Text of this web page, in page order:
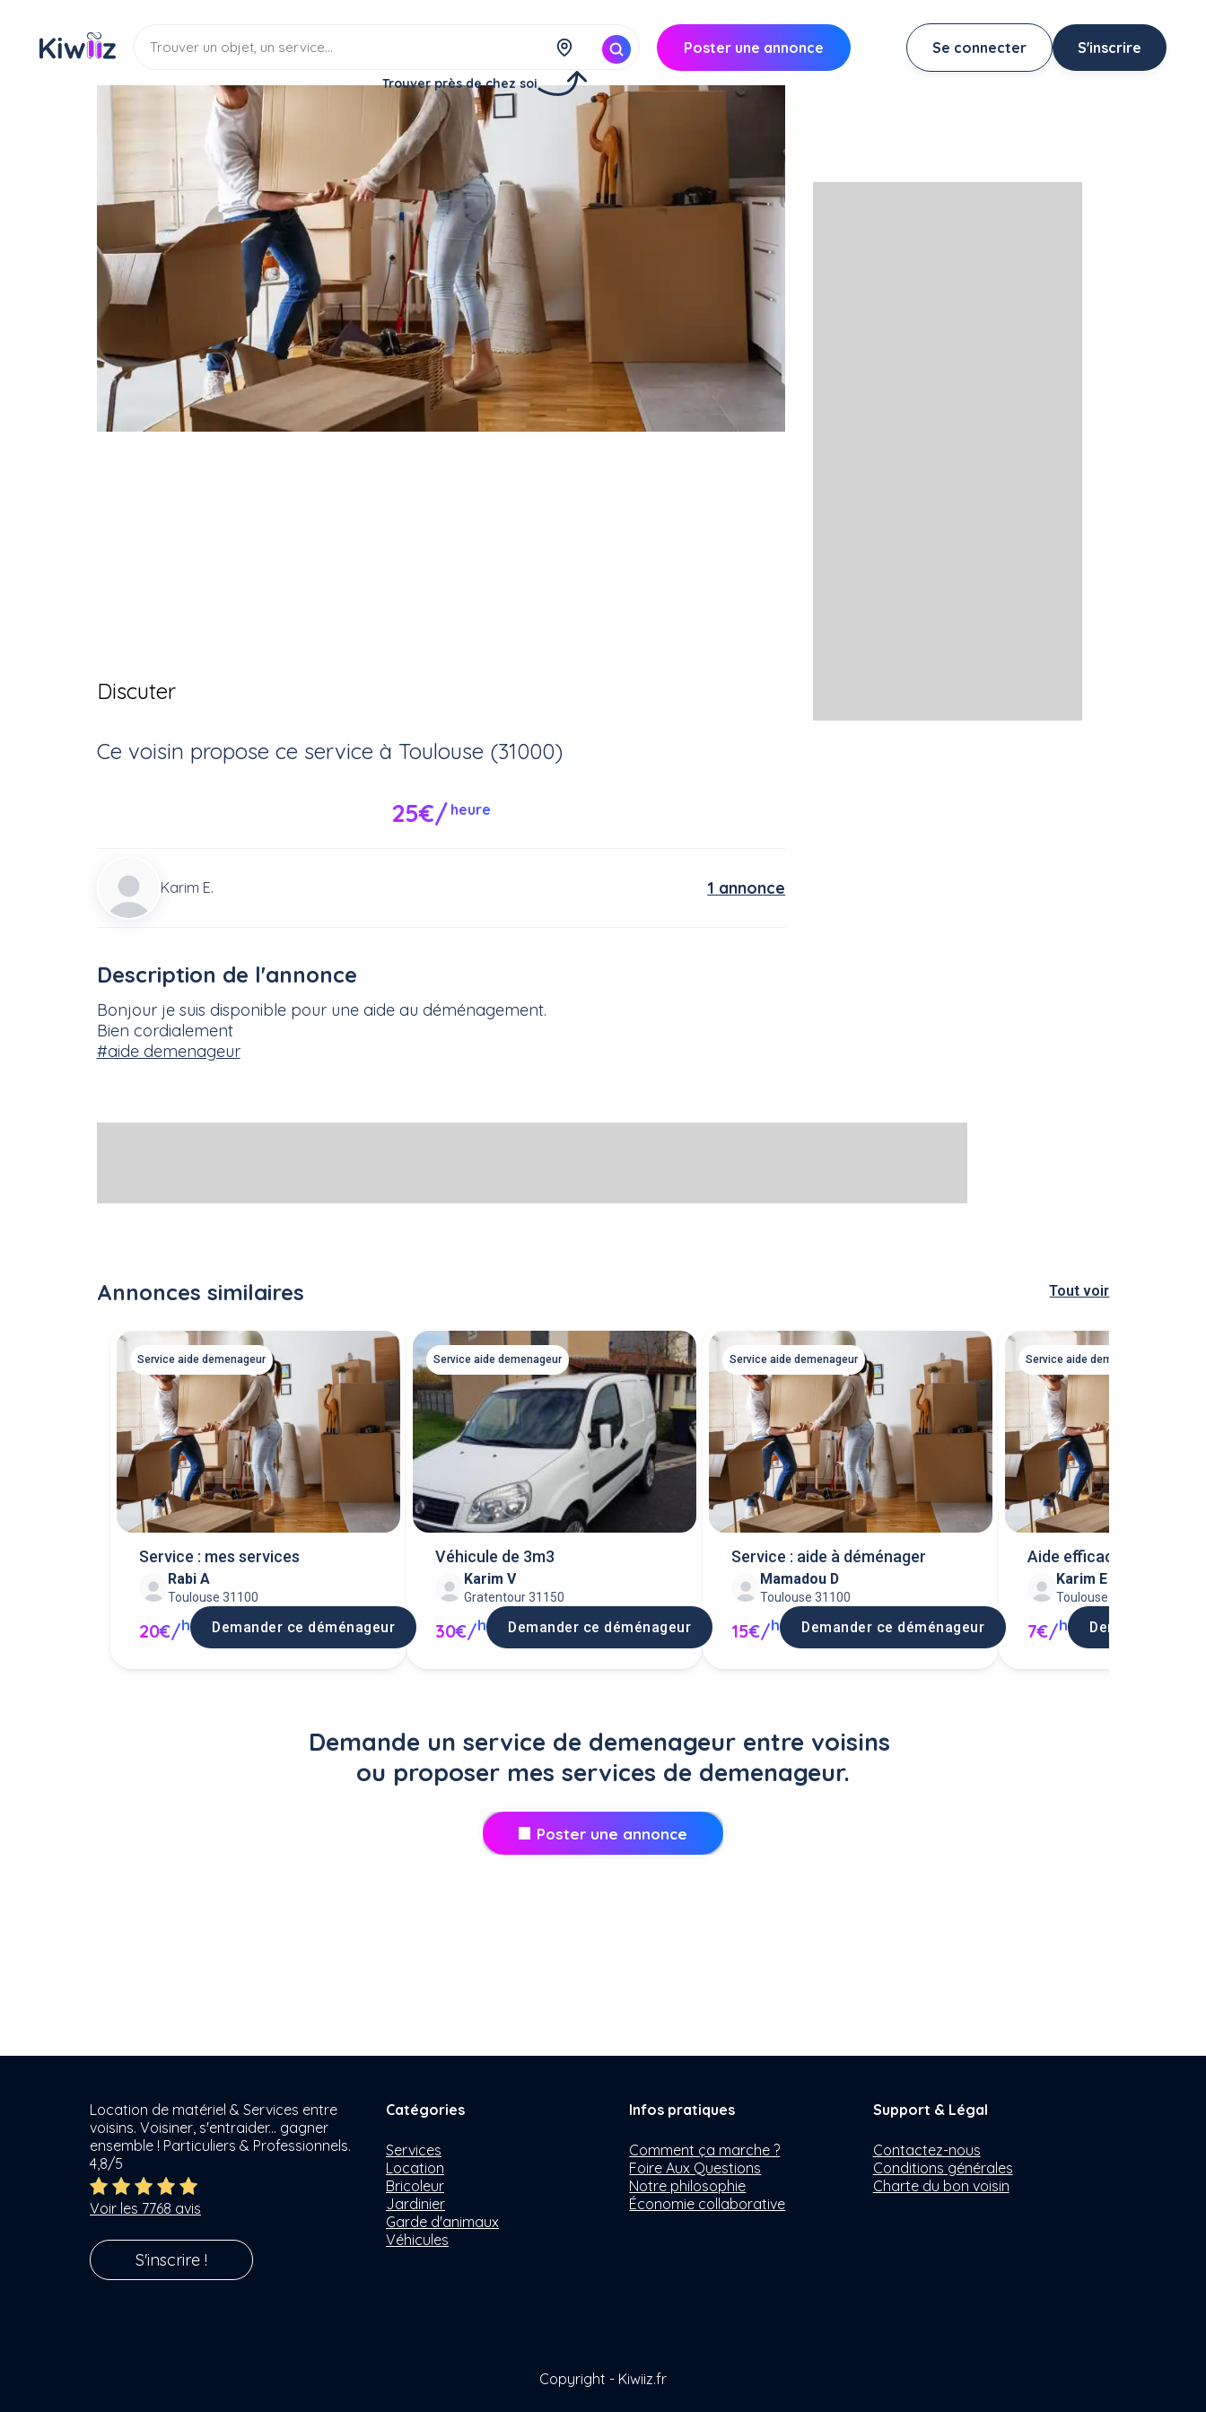
Trouver près de chez soi
Poster une annonce Se connecter S'inscrire
Déménagement
Aide au déménagement
Service Aide demenageur
Discuter
Ce voisin propose ce service à Toulouse (31000)
25€/ heure
Karim E. 1 annonce
Description de l'annonce
Bonjour je suis disponible pour une aide au déménagement.
Bien cordialement
#aide demenageur
Annonces similaires Tout voir
Service aide demenageur
Service : mes services
Rabi A
Toulouse 31100
20€/h Demander ce déménageur
Service aide demenageur
Véhicule de 3m3
Karim V
Gratentour 31150
30€/h Demander ce déménageur
Service aide demenageur
Service : aide à déménager
Mamadou D
Toulouse 31100
15€/h Demander ce déménageur
Service aide demenageur
Aide efficace au
Karim E
Toulouse 31300
7€/h Demander ce
Demande un service de demenageur entre voisins
ou proposer mes services de demenageur.
Poster une annonce
Location de matériel & Services entre
voisins. Voisiner, s'entraider... gagner
ensemble ! Particuliers & Professionnels.
4,8/5
Voir les 7768 avis
S'inscrire !
Catégories
Services
Location
Bricoleur
Jardinier
Garde d'animaux
Véhicules
Infos pratiques
Comment ça marche ?
Foire Aux Questions
Notre philosophie
Économie collaborative
Support & Légal
Contactez-nous
Conditions générales
Charte du bon voisin
Copyright - Kiwiiz.fr